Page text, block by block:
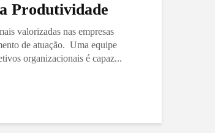
Produtividade
valorizadas nas empresas
de atuação. Uma equipe
organizacionais é capaz...